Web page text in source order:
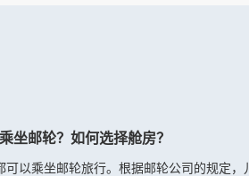
坐邮轮？如何选择舱房？
可以乘坐邮轮旅行。根据邮轮公司的规定